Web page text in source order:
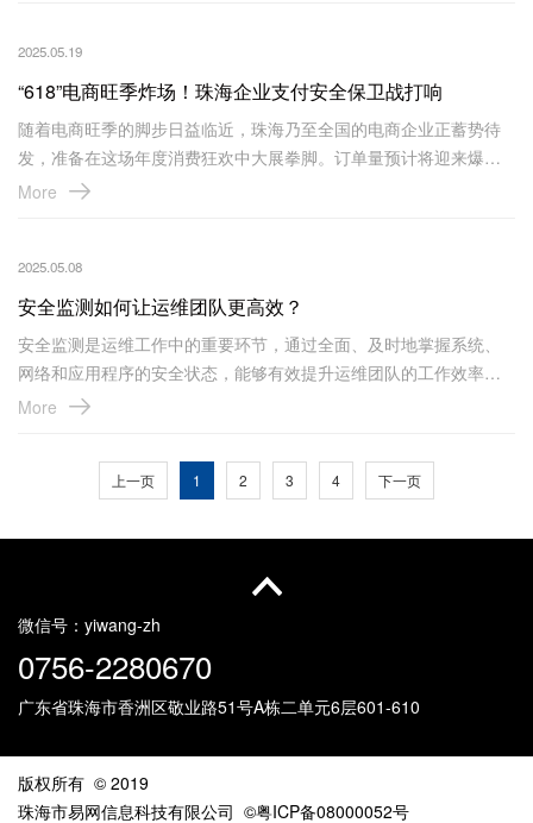
2025.05.19
“618”电商旺季炸场！珠海企业支付安全保卫战打响
随着电商旺季的脚步日益临近，珠海乃至全国的电商企业正蓄势待
发，准备在这场年度消费狂欢中大展拳脚。订单量预计将迎来爆发
式增长，销售额有望再创新高。然而，在这繁荣景象的背后，支付
More
2025.05.08
安全监测如何让运维团队更高效？
安全监测是运维工作中的重要环节，通过全面、及时地掌握系统、
网络和应用程序的安全状态，能够有效提升运维团队的工作效率。
以下是安全监测让运维团队高效的几个方面及具体说明：
More
上一页 1 2 3 4 下一页
微信号： yiwang-zh
0756-2280670
广东省珠海市香洲区敬业路51号A栋二单元6层601-610
版权所有 © 2019
珠海市易网信息科技有限公司 ©粤ICP备08000052号